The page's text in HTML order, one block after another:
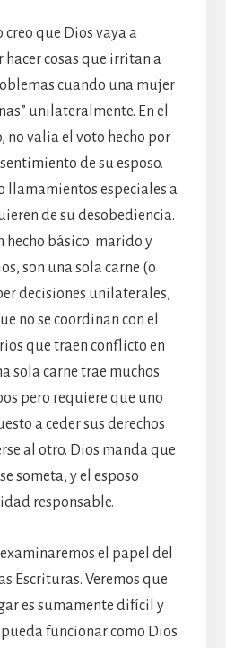
que Dios vaya a
cosas que irritan a
cuando una mujer
unilateralmente. En el
no valia el voto hecho por
de su esposo.
llamamientos especiales a
de su desobediencia.
hecho básico: marido y
son una sola carne (o
decisiones unilaterales,
no se coordinan con el
que traen conflicto en
sola carne trae muchos
pero requiere que uno
a ceder sus derechos
al otro. Dios manda que
someta, y el esposo
responsable.
el papel del
Escrituras. Veremos que
es sumamente difícil y
funcionar como Dios